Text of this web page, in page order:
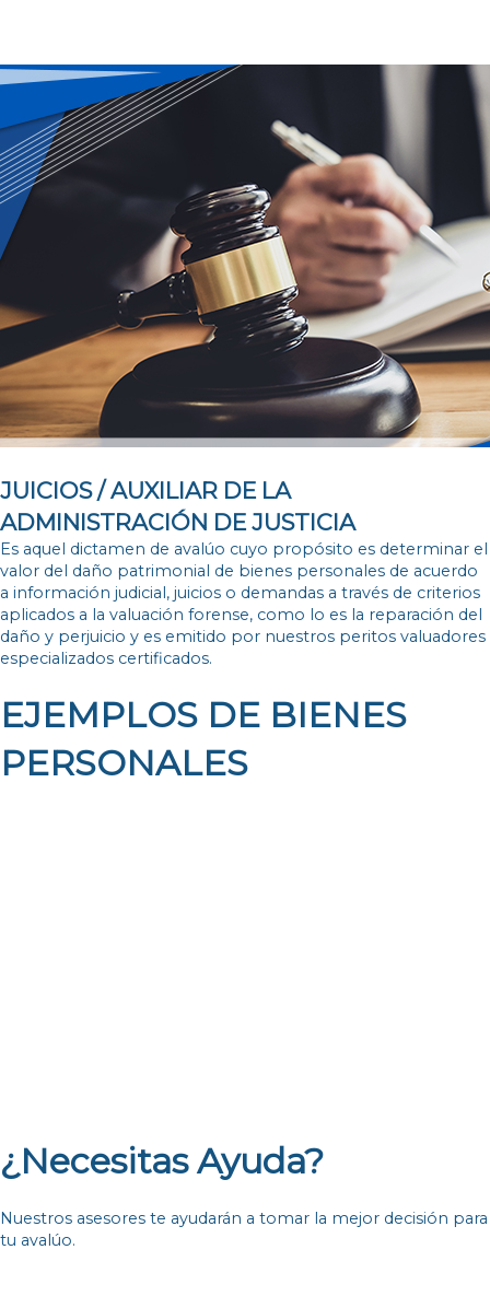
JUICIOS / AUXILIAR DE LA
ADMINISTRACIÓN DE JUSTICIA
Es aquel dictamen de avalúo cuyo propósito es determinar el
valor del daño patrimonial de bienes personales de acuerdo
a información judicial, juicios o demandas a través de criterios
aplicados a la valuación forense, como lo es la reparación del
daño y perjuicio y es emitido por nuestros peritos valuadores
especializados certificados.
EJEMPLOS DE BIENES
PERSONALES
¿Necesitas Ayuda?
Nuestros asesores te ayudarán a tomar la mejor decisión para
tu avalúo.